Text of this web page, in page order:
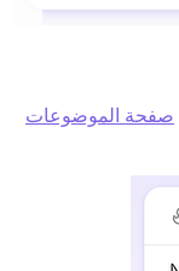
صفحة الموضوعات